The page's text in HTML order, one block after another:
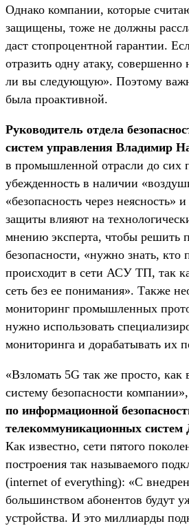
Однако компании, которые
защищены, тоже не должны
даст стопроцентной гарантии.
отразить одну атаку, совершенно
ли вы следующую». Поэтому
была проактивной.
Руководитель отдела
систем управления Владимир
в промышленной отрасли до сих
убежденность в наличии
«безопасность через неясность»
защиты влияют на
мнению эксперта, чтобы решить
безопасности, «нужно знать, кто
происходит в сети АСУ ТП, так
сеть без ее понимания». Также
мониторинг промышленных
нужно использовать
мониторинга и дорабатывать их
«Взломать 5G так же просто, как
систему безопасности
по информационной
телекоммуникационных
Как известно, сети пятого
построения так называемого
(internet of everything): «С
большинством абонентов будут
устройства. И это миллиарды